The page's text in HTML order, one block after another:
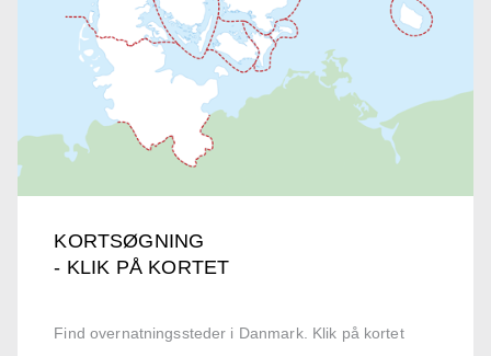
KORTSØGNING
- KLIK PÅ KORTET
Find overnatningssteder i Danmark. Klik på kortet